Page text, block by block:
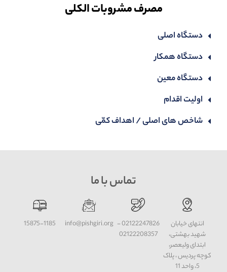
مصرف مشروبات الکلی
دستگاه اصلی
دستگاه همکار
دستگاه معین
اولیت اقدام
شاخص های اصلی / اهداف کمّی
تماس با ما
انتهای خیابان
شهید بهشتی،
ابتدای ولیعصر،
کوچه پردیس ، پلاک
5، واحد 11
02122247826 -
02122208357
info@pishgiri.org
15875-1185